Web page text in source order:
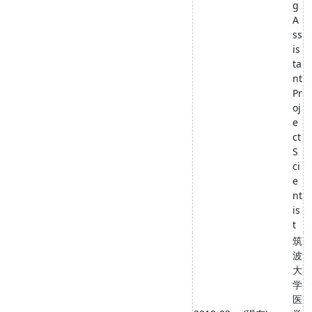
g
A
ss
is
ta
nt
Pr
oj
e
ct
S
ci
e
nt
is
t
筑
波
大
学
医